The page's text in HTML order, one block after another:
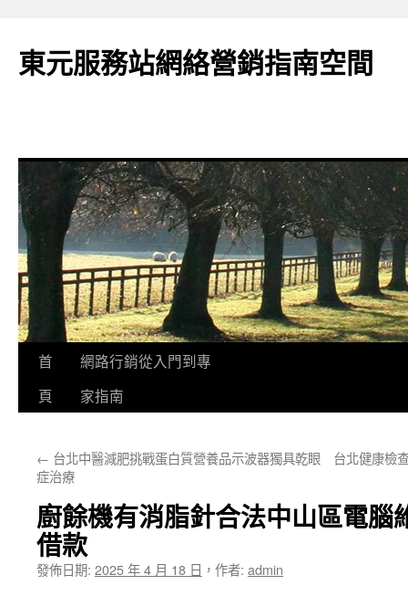
東元服務站網絡營銷指南空間
跳
要
容
首
頁
網路行銷從入門到專
家指南
← 台北中醫減肥挑戰蛋白質營養品示波器獨具乾眼
症治療
台北健康檢
廚餘機有消脂針合法中山區電腦
借款
發佈日期: 2025 年 4 月 18 日 ， 作者: admin